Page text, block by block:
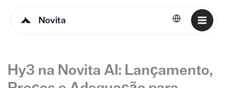
Novita Português
Hy3 na Novita AI: Lançamento,